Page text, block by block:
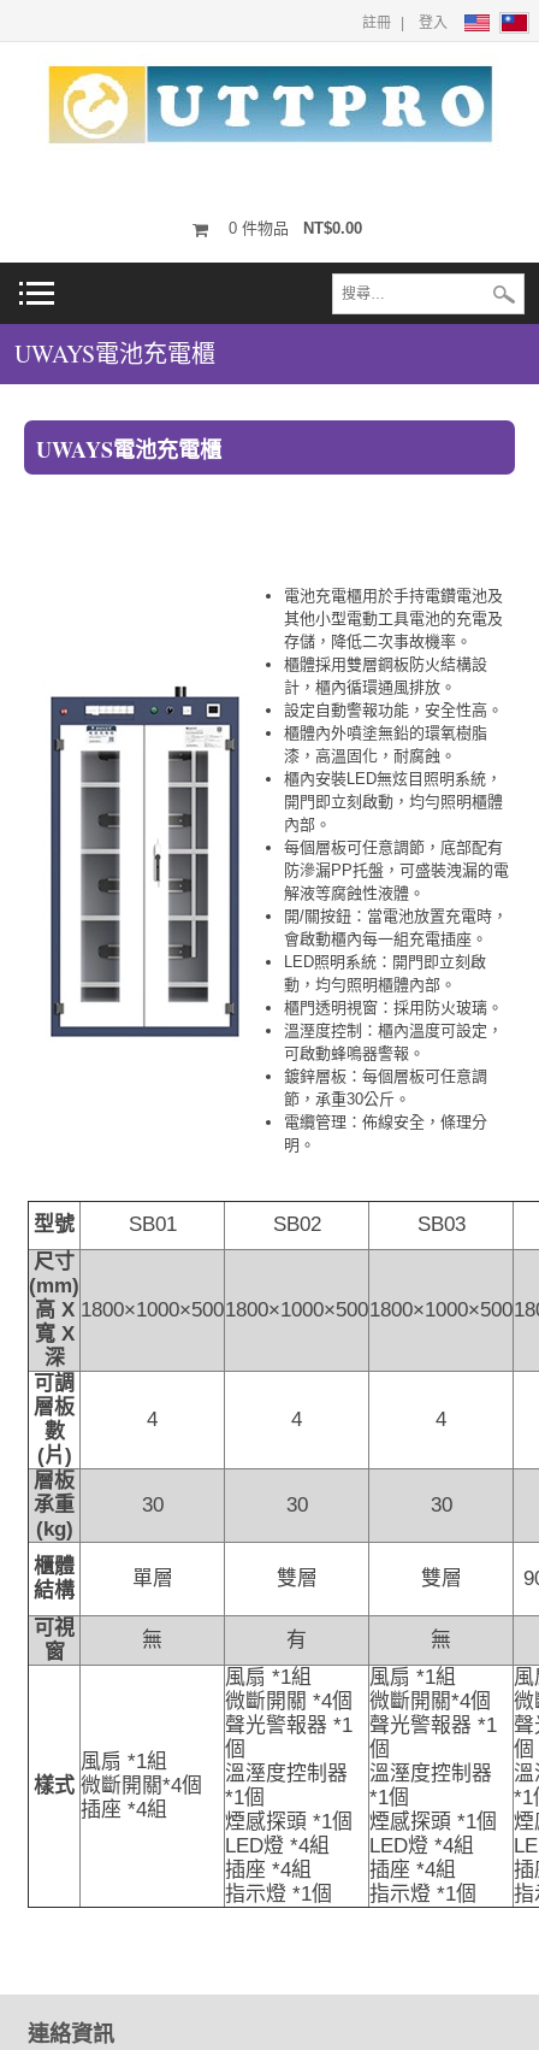
註冊 登入
0 件物品 NT$0.00
UWAYS電池充電櫃
UWAYS電池充電櫃
電池充電櫃用於手持電鑽電池及
其他小型電動工具電池的充電及
存儲，降低二次事故機率。
櫃體採用雙層鋼板防火結構設
計，櫃內循環通風排放。
設定自動警報功能，安全性高。
櫃體內外噴塗無鉛的環氧樹脂
漆，高溫固化，耐腐蝕。
櫃內安裝LED無炫目照明系統，
開門即立刻啟動，均勻照明櫃體
內部。
每個層板可任意調節，底部配有
防滲漏PP托盤，可盛裝洩漏的電
解液等腐蝕性液體。
開/關按鈕：當電池放置充電時，
會啟動櫃內每一組充電插座。
LED照明系統：開門即立刻啟
動，均勻照明櫃體內部。
櫃門透明視窗：採用防火玻璃。
溫溼度控制：櫃內溫度可設定，
可啟動蜂鳴器警報。
鍍鋅層板：每個層板可任意調
節，承重30公斤。
電纜管理：佈線安全，條理分
明。
型號 SB01 SB02
SB03
尺寸
(mm)
高 X
寬 X
深
1800×1000×5001800×1000×5001800×1000×500
可調
層板
數
(片)
4 4 4
層板
承重
(kg)
30 30 30
櫃體
結構
單層 雙層 雙層
可視
窗
無 有 無
樣式
風扇 *1組
微斷開關*4個
插座 *4組
風扇 *1組
微斷開關 *4個
聲光警報器 *1
個
溫溼度控制器
*1個
煙感探頭 *1個
LED燈 *4組
插座 *4組
指示燈 *1個
風扇 *1組
微斷開關*4個
聲光警報器 *1
個
溫溼度控制器
*1個
煙感探頭 *1個
LED燈 *4組
插座 *4組
指示燈 *1個
微
個
*1
煙
插
指
連絡資訊